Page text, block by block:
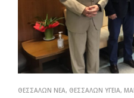
ΘΕΣΣΑΛΩΝ ΝΕΑ, ΘΕΣΣΑΛΩΝ ΥΓΕΙΑ,